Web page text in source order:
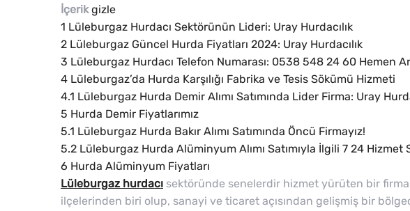
İçerik gizle
1 Lüleburgaz Hurdacı Sektörünün Lideri: Uray Hurdacılık
2 Lüleburgaz Güncel Hurda Fiyatları 2024: Uray Hurdacılık
3 Lüleburgaz Hurdacı Telefon Numarası: 0538 548 24 60 Hemen
4 Lüleburgaz’da Hurda Karşılığı Fabrika ve Tesis Sökümü Hizmeti
4.1 Lüleburgaz Hurda Demir Alımı Satımında Lider Firma: Uray
5 Hurda Demir Fiyatlarımız
5.1 Lüleburgaz Hurda Bakır Alımı Satımında Öncü Firmayız!
5.2 Lüleburgaz Hurda Alüminyum Alımı Satımıyla İlgili 7 24 Hizmet
6 Hurda Alüminyum Fiyatları
Lüleburgaz hurdacı sektöründe senelerdir hizmet yürüten bir
ilçelerinden biri olup, sanayi ve ticaret açısından gelişmiş bir